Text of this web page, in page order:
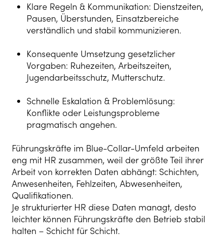
Klare Regeln & Kommunikation: Dienstzeiten,
Pausen, Überstunden, Einsatzbereiche
verständlich und stabil kommunizieren.
Konsequente Umsetzung gesetzlicher
Vorgaben: Ruhezeiten, Arbeitszeiten,
Jugendarbeitsschutz, Mutterschutz.
Schnelle Eskalation & Problemlösung:
Konflikte oder Leistungsprobleme
pragmatisch angehen.
Führungskräfte im Blue-Collar-Umfeld arbeiten
eng mit HR zusammen, weil der größte Teil ihrer
Arbeit von korrekten Daten abhängt: Schichten,
Anwesenheiten, Fehlzeiten, Abwesenheiten,
Qualifikationen.
Je strukturierter HR diese Daten managt, desto
leichter können Führungskräfte den Betrieb stabil
halten – Schicht für Schicht.